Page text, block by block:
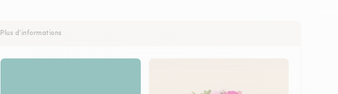
Plus d'informations